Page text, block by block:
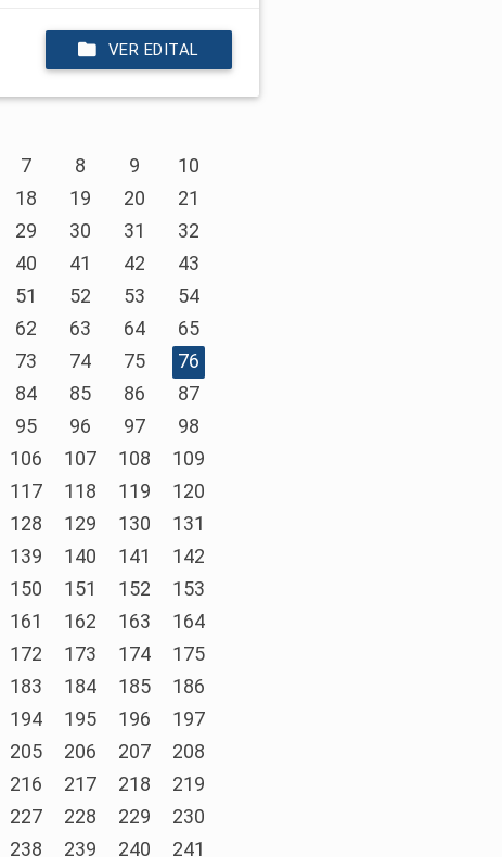
VER EDITAL
7 8 9
10
18 19 20
21
29 30 31
32
40 41 42
43
51 52 53
54
62 63 64
65
73 74 75
76
84 85 86
87
95 96 97
98
106 107 108
109
117 118 119
120
128 129 130
131
139 140 141
142
150 151 152
153
161 162 163
164
172 173 174
175
183 184 185
186
194 195 196
197
205 206 207
208
216 217 218
219
227 228 229
230
238 239 240 241